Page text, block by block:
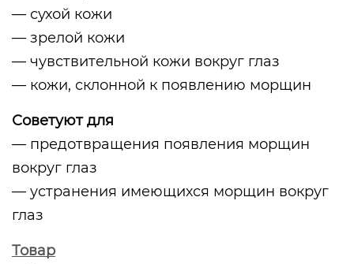
— сухой кожи
— зрелой кожи
— чувствительной кожи вокруг глаз
— кожи, склонной к появлению морщин
Советуют для
— предотвращения появления морщин
вокруг глаз
— устранения имеющихся морщин вокруг
глаз
Товар